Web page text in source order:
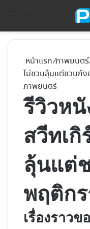
หน้าแรก/ภาพยนตร์
ไม่ชวนลุ้นแต่ชวนกัง
ภาพยนตร์
รีวิวหนั
สวีทเ
ลุ้นแต่
พฤติก
เรื่องราว